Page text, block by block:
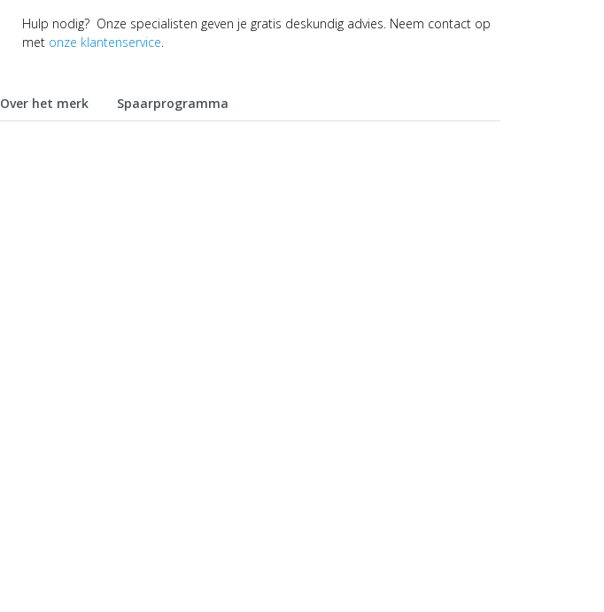
Hulp nodig? Onze specialisten geven je gratis deskundig advies. Neem contact op
met onze klantenservice.
Over het merk Spaarprogramma